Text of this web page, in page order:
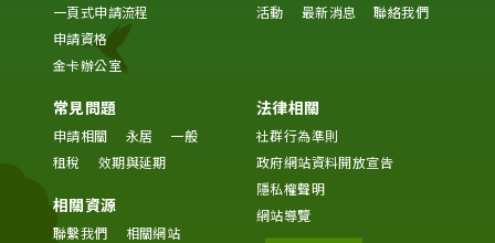
一頁式申請流程
申請資格
金卡辦公室
活動 最新消息 聯絡我們
常見問題
申請相關 永居
一般
租稅
效期與延期
相關資源
聯繫我們
相關網站
法律相關
社群行為準則
政府網站資料開放宣告
隱私權聲明
網站導覽